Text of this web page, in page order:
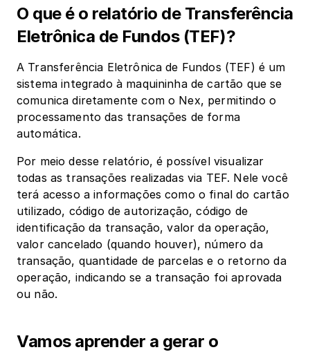
O que é o relatório de Transferência
Eletrônica de Fundos (TEF)?
A Transferência Eletrônica de Fundos (TEF) é um
sistema integrado à maquininha de cartão que se
comunica diretamente com o Nex, permitindo o
processamento das transações de forma
automática.
Por meio desse relatório, é possível visualizar
todas as transações realizadas via TEF. Nele você
terá acesso a informações como o final do cartão
utilizado, código de autorização, código de
identificação da transação, valor da operação,
valor cancelado (quando houver), número da
transação, quantidade de parcelas e o retorno da
operação, indicando se a transação foi aprovada
ou não.
Vamos aprender a gerar o